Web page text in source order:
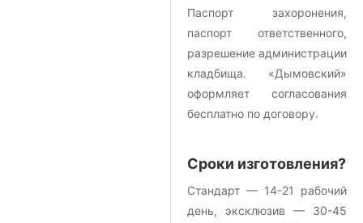
Паспорт захоронения,
паспорт ответственного,
разрешение администрации
кладбища. «Дымовский»
оформляет согласования
бесплатно по договору.
Сроки изготовления?
Стандарт — 14-21 рабочий
день, эксклюзив — 30-45